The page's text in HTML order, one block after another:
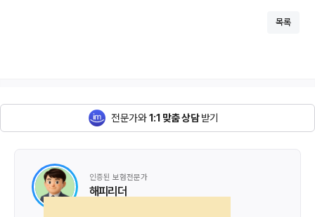
목록
전문가와1:1 맞춤 상담받기
인증된 보험전문가
해피리더